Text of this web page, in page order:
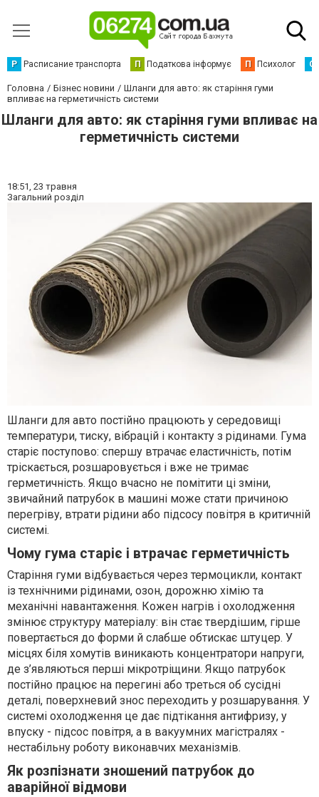
Р Расписание транспорта П Податкова інформує П Психолог С
Головна Бізнес новини
Шланги для авто: як старіння гуми
впливає на герметичність системи
Шланги для авто: як старіння гуми впливає на
герметичність системи
18:51, 23 травня
Загальний розділ
Шланги для авто постійно працюють у середовищі
температури, тиску, вібрацій і контакту з рідинами. Гума
старіє поступово: спершу втрачає еластичність, потім
тріскається, розшаровується і вже не тримає
герметичність. Якщо вчасно не помітити ці зміни,
звичайний патрубок в машині може стати причиною
перегріву, втрати рідини або підсосу повітря в критичній
системі.
Чому гума старіє і втрачає герметичність
Старіння гуми відбувається через термоцикли, контакт
із технічними рідинами, озон, дорожню хімію та
механічні навантаження. Кожен нагрів і охолодження
змінює структуру матеріалу: він стає твердішим, гірше
повертається до форми й слабше обтискає штуцер. У
місцях біля хомутів виникають концентратори напруги,
де з’являються перші мікротріщини. Якщо патрубок
постійно працює на перегині або треться об сусідні
деталі, поверхневий знос переходить у розшарування. У
системі охолодження це дає підтікання антифризу, у
впуску - підсос повітря, а в вакуумних магістралях -
нестабільну роботу виконавчих механізмів.
Як розпізнати зношений патрубок до
аварійної відмови